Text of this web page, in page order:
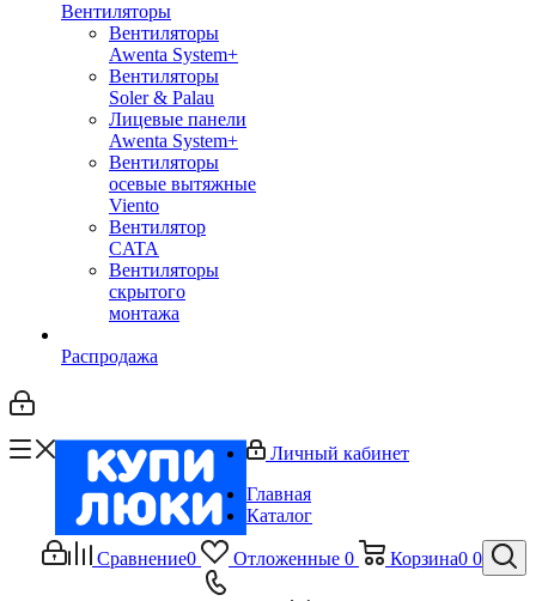
Вентиляторы
Вентиляторы
Awenta System+
Вентиляторы
Soler & Palau
Лицевые панели
Awenta System+
Вентиляторы
осевые вытяжные
Viento
Вентилятор
CATA
Вентиляторы
скрытого
монтажа
Распродажа
Сравнение0 Отложенные 0 Корзина0 0
Личный кабинет
Главная
Каталог